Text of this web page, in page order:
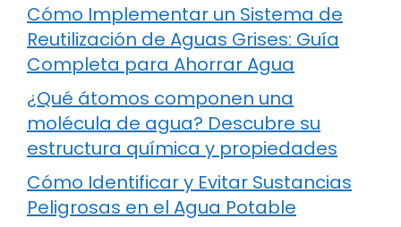
Cómo Implementar un Sistema de
Reutilización de Aguas Grises: Guía
Completa para Ahorrar Agua
¿Qué átomos componen una
molécula de agua? Descubre su
estructura química y propiedades
Cómo Identificar y Evitar Sustancias
Peligrosas en el Agua Potable